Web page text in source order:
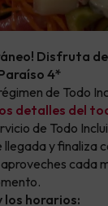
Disfruta
4*
de Todo
detalles del
de Todo
y finaliza
cada
los horarios: